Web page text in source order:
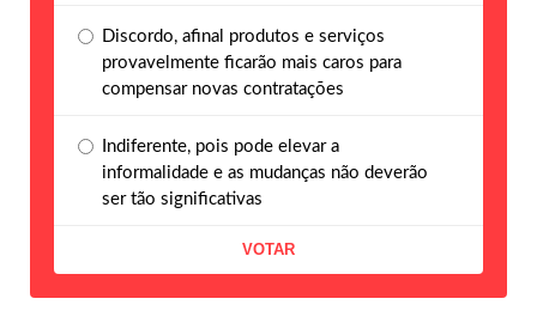
Discordo, afinal produtos e serviços
provavelmente ficarão mais caros para
compensar novas contratações
Indiferente, pois pode elevar a
informalidade e as mudanças não deverão
ser tão significativas